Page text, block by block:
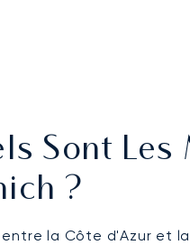
Sont Les
?
entre la Côte d'Azur et